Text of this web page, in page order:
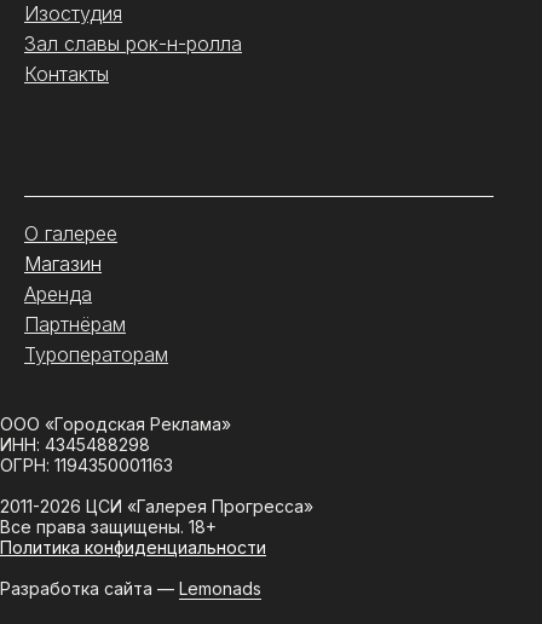
Изостудия
Зал славы рок-н-ролла
Контакты
О галерее
Магазин
Аренда
Партнёрам
Туроператорам
ООО «Городская Реклама»
ИНН: 4345488298
ОГРН: 1194350001163
2011-2026 ЦСИ «Галерея Прогресса»
Все права защищены. 18+
Политика конфиденциальности
Разработка сайта — Lemonads